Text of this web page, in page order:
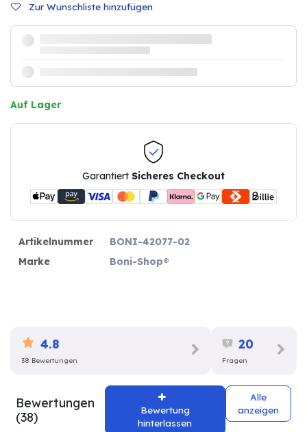
Zur Wunschliste hinzufügen
Auf Lager
Garantiert Sicheres Checkout
Artikelnummer
BONI-42077-02
Marke
Boni-Shop®
4.8
38 Bewertungen
20
Fragen
Bewertungen
(38)
Bewertung
hinterlassen
Alle
anzeigen